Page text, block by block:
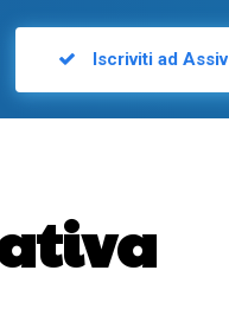
Iscriviti ad Assiv